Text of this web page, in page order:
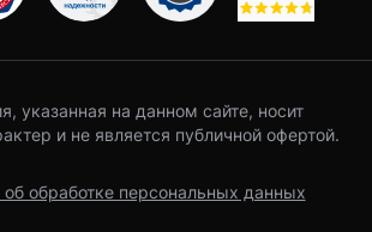
указанная на данном сайте, носит
и не является публичной офертой.
об обработке персональных данных